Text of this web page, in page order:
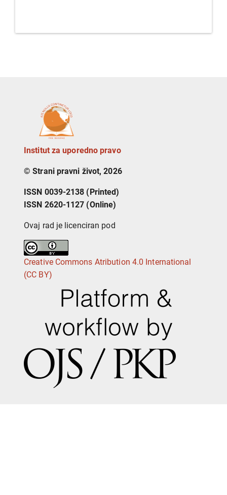
Institut za uporedno pravo
© Strani pravni život, 2026
ISSN 0039-2138 (Printed)
ISSN 2620-1127 (Online)
Ovaj rad je licenciran pod
Creative Commons Atribution 4.0 International
(CC BY)